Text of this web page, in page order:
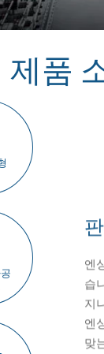
제품
엔
습
지
엔
맞
엔
한
전
하
엔
응
낮
성
감
엔
제
통
필
엔
제
완
사
출
기
방
있
일
제
용
파
성